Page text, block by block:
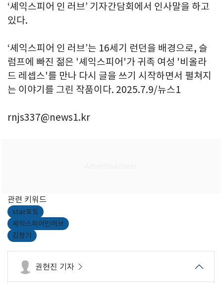
‘셰익스피어 인 러브’ 기자간담회에서 인사말을 하고
있다.
‘셰익스피어 인 러브’는 16세기 런던을 배경으로, 슬
럼프에 빠진 젊은 '셰익스피어'가 귀족 여성 '비올라
드 레셉스'를 만나 다시 글을 쓰기 시작하면서 펼쳐지
는 이야기를 그린 작품이다. 2025.7.9/뉴스1
rnjs337@news1.kr
관련 키워드
star포토
셰익스피어인러브
김향기
권현진 기자